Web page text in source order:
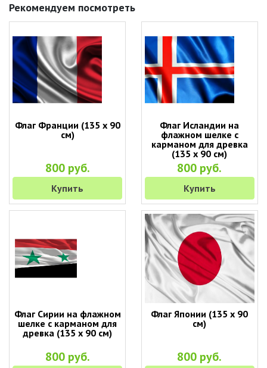
Рекомендуем посмотреть
Флаг Франции (135 х 90
см)
800 руб.
Купить
Флаг Исландии на
флажном шелке с
карманом для древка
(135 х 90 см)
800 руб.
Купить
Флаг Сирии на флажном
шелке с карманом для
древка (135 х 90 см)
800 руб.
Флаг Японии (135 х 90
см)
800 руб.